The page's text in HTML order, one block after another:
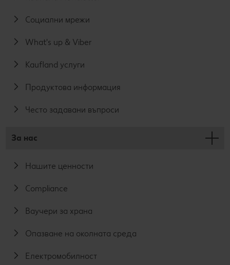
Социални мрежи
What's up & Viber
Kaufland услуги
Продуктова информация
Често задавани въпроси
За нас
Нашите ценности
Compliance
Ваучери за храна
Опазване на околната среда
Електромобилност